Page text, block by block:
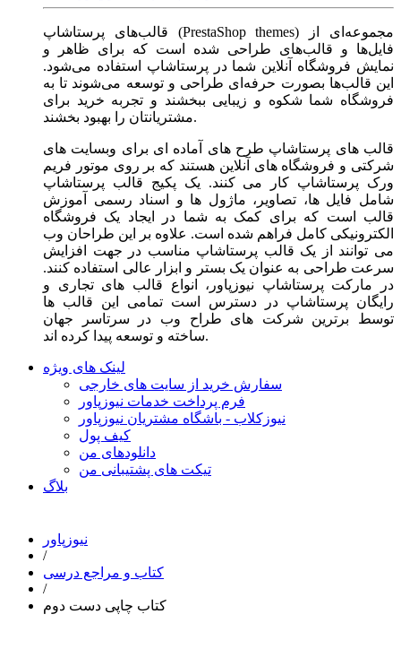
قالب‌های پرستاشاپ (PrestaShop themes) مجموعه‌ای از
فایل‌ها و قالب‌های طراحی شده است که برای ظاهر و
نمایش فروشگاه آنلاین شما در پرستاشاپ استفاده می‌شود.
این قالب‌ها بصورت حرفه‌ای طراحی و توسعه می‌شوند تا به
فروشگاه شما شکوه و زیبایی ببخشند و تجربه خرید برای
مشتریانتان را بهبود بخشند.
قالب های پرستاشاپ طرح های آماده ای برای وبسایت های
شرکتی و فروشگاه های آنلاین هستند که بر روی موتور فریم
ورک پرستاشاپ کار می کنند. یک پکیج قالب پرستاشاپ
شامل فایل ها، تصاویر، ماژول ها و اسناد رسمی آموزش
قالب است که برای کمک به شما در ایجاد یک فروشگاه
الکترونیکی کامل فراهم شده است. علاوه بر این طراحان وب
می توانند از یک قالب پرستاشاپ مناسب در جهت افزایش
سرعت طراحی به عنوان یک بستر و ابزار عالی استفاده کنند.
در مارکت پرستاشاپ نیوزپاور، انواع قالب های تجاری و
رایگان پرستاشاپ در دسترس است تمامی این قالب ها
توسط برترین شرکت های طراح وب در سرتاسر جهان
ساخته و توسعه پیدا کرده اند.
لینک های ویژه
سفارش خرید از سایت های خارجی
فرم پرداخت خدمات نیوزپاور
نیوزکلاب - باشگاه مشتریان نیوزپاور
کیف پول
دانلودهای من
تیکت های پشتیبانی من
بلاگ
نیوزپاور
/
کتاب و مراجع درسی
/
کتاب چاپی دست دوم